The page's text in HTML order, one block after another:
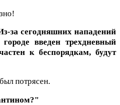
за сегодняшних нападений
введен трехдневный
к беспорядкам, будут
потрясен.